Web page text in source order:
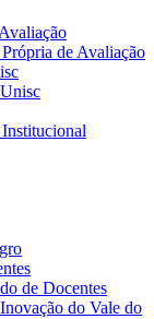
de Avaliação
de Docentes
do Vale do